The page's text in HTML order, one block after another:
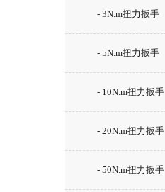
- 3N.m扭力扳手
- 5N.m扭力扳手
- 10N.m扭力扳手
- 20N.m扭力扳手
- 50N.m扭力扳手